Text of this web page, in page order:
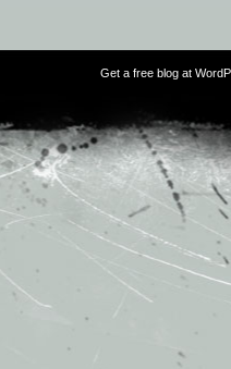
Get a free blog at